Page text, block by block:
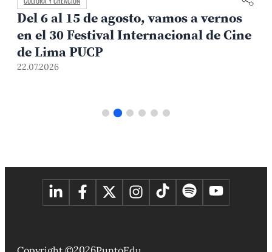
Del 6 al 15 de agosto, vamos a vernos
en el 30 Festival Internacional de Cine
de Lima PUCP
22.07.2026
2026